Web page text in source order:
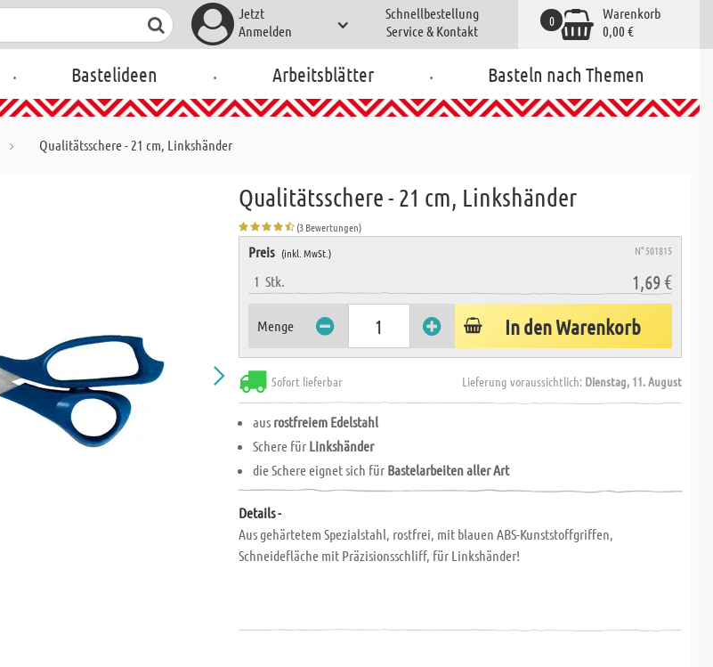
Jetzt
Anmelden
Schnellbestellung
Service & Kontakt
Warenkorb
0,00 €
0
. Bastelideen . Arbeitsblätter . Basteln nach Themen
Qualitätsschere - 21 cm, Linkshänder
Qualitätsschere - 21 cm, Linkshänder
(3 Bewertungen)
Preis (inkl. MwSt.) N° 501815
1Stk. 1,69 €
Menge In den Warenkorb
Sofort lieferbar Lieferung voraussichtlich: Dienstag, 11. August
aus rostfreiem Edelstahl
Schere für Linkshänder
die Schere eignet sich für Bastelarbeiten aller Art
Details -
Aus gehärtetem Spezialstahl, rostfrei, mit blauen ABS-Kunststoffgriffen,
Schneidefläche mit Präzisionsschliff, für Linkshänder!